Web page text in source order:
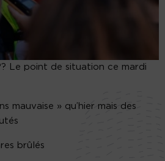
Le point de situation ce mardi
mauvaise » qu’hier mais des
brûlés